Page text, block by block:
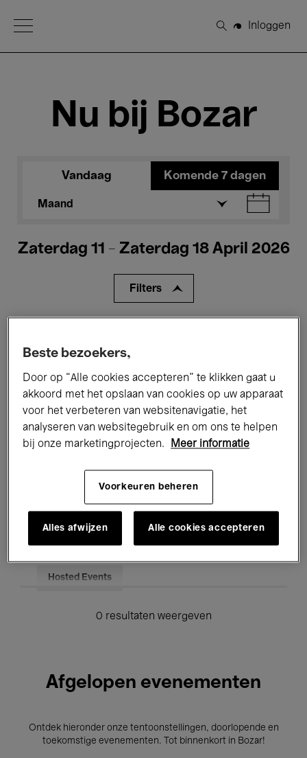
Open Menu
Zoeken
Inloggen
Nu bij Bozar
Vandaag Komende 7 dagen
Maand
Zaterdag 11 - Zaterdag 18 April 2026
Filters
Performances Lezingen & Debatten
Jazz Klassieke Muziek Global Music
Voor iedereen Kids’ Palace
Onderwijs Rondleidingen
Hosted Events
0 resultaten weergeven
Afgelopen evenementen
Ontdek hieronder onze tentoonstellingen, doorlopende en
toekomstige evenementen. Tot binnenkort in Bozar!
Beste bezoekers,
Door op “Alle cookies accepteren” te klikken gaat u
akkoord met het opslaan van cookies op uw apparaat
voor het verbeteren van websitenavigatie, het
analyseren van websitegebruik en om ons te helpen
bij onze marketingprojecten.
Meer informatie
Voorkeuren beheren
Alles afwijzen Alle cookies accepteren